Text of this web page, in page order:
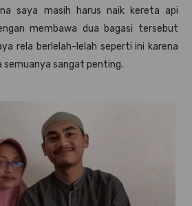
saya masih harus naik kereta api
membawa dua bagasi tersebut
rela berlelah-lelah seperti ini karena
semuanya sangat penting.